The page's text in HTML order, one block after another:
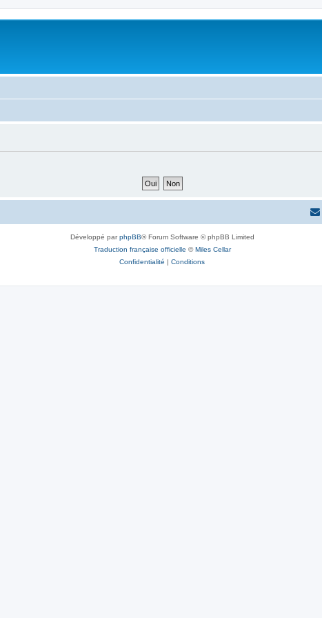
Développé parphpBB® Forum Software © phpBB Limited
Traduction française officielle ©Miles Cellar
Confidentialité | Conditions